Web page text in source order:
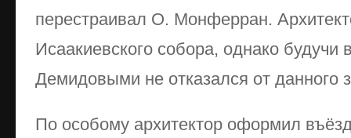
перестраивал О. Монферран.
Исаакиевского собора, однако будучи
Демидовыми не отказался от данного
По особому архитектор оформил